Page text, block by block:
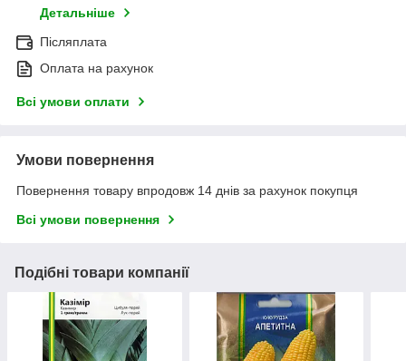
Детальніше
Післяплата
Оплата на рахунок
Всі умови оплати
Умови повернення
Повернення товару впродовж 14 днів за рахунок покупця
Всі умови повернення
Подібні товари компанії